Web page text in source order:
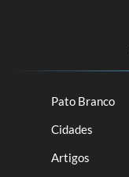
Pato Branco
Cidades
Artigos